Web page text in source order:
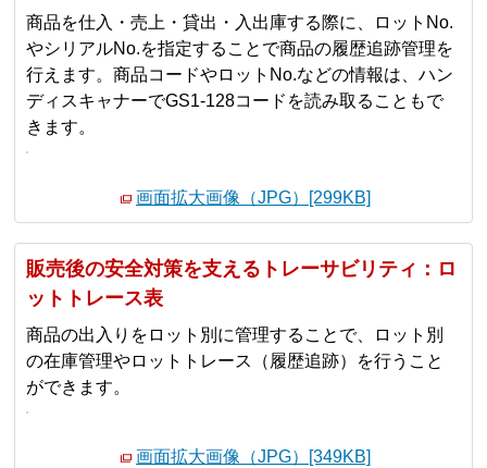
商品を仕入・売上・貸出・入出庫する際に、ロットNo.
やシリアルNo.を指定することで商品の履歴追跡管理を
行えます。商品コードやロットNo.などの情報は、ハン
ディスキャナーでGS1-128コードを読み取ることもで
きます。
画面拡大画像（JPG）[299KB]
販売後の安全対策を支えるトレーサビリティ：ロ
ットトレース表
商品の出入りをロット別に管理することで、ロット別
の在庫管理やロットトレース（履歴追跡）を行うこと
ができます。
画面拡大画像（JPG）[349KB]